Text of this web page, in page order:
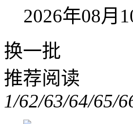
2026年08月
换一批
推荐阅读
1/62/63/64/65/6